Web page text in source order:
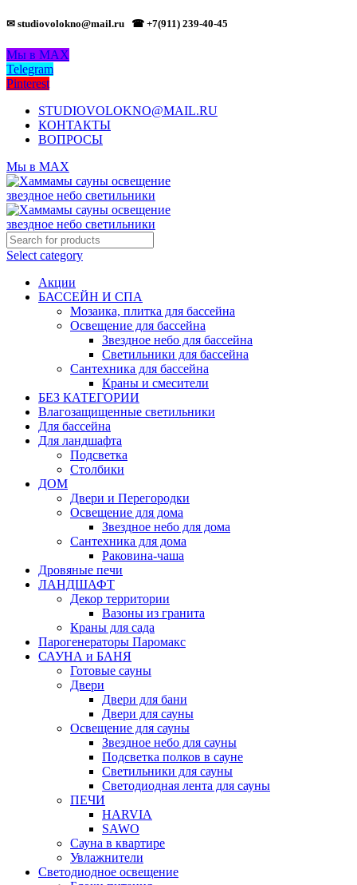
✉ studiovolokno@mail.ru ☎ +7(911) 239-40-45
Мы в MAX
Telegram
Pinterest
STUDIOVOLOKNO@MAIL.RU
КОНТАКТЫ
ВОПРОСЫ
Мы в MAX
Select category
Акции
БАССЕЙН И СПА
Мозаика, плитка для бассейна
Освещение для бассейна
Звездное небо для бассейна
Светильники для бассейна
Сантехника для бассейна
Краны и смесители
БЕЗ КАТЕГОРИИ
Влагозащищенные светильники
Для бассейна
Для ландшафта
Подсветка
Столбики
ДОМ
Двери и Перегородки
Освещение для дома
Звездное небо для дома
Сантехника для дома
Раковина-чаша
Дровяные печи
ЛАНДШАФТ
Декор территории
Вазоны из гранита
Краны для сада
Парогенераторы Паромакс
САУНА и БАНЯ
Готовые сауны
Двери
Двери для бани
Двери для сауны
Освещение для сауны
Звездное небо для сауны
Подсветка полков в сауне
Светильники для сауны
Светодиодная лента для сауны
ПЕЧИ
HARVIA
SAWO
Сауна в квартире
Увлажнители
Светодиодное освещение